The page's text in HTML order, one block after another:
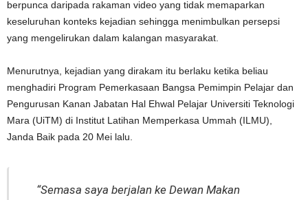
berpunca daripada rakaman video yang tidak memaparkan
keseluruhan konteks kejadian sehingga menimbulkan persepsi
yang mengelirukan dalam kalangan masyarakat.
Menurutnya, kejadian yang dirakam itu berlaku ketika beliau
menghadiri Program Pemerkasaan Bangsa Pemimpin Pelajar dan
Pengurusan Kanan Jabatan Hal Ehwal Pelajar Universiti Teknologi
Mara (UiTM) di Institut Latihan Memperkasa Ummah (ILMU),
Janda Baik pada 20 Mei lalu.
“Semasa saya berjalan ke Dewan Makan